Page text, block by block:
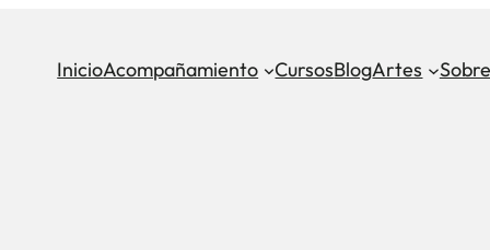
InicioAcompañamiento CursosBlogArtes